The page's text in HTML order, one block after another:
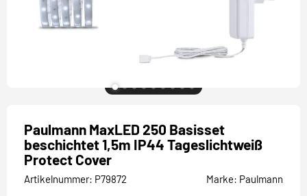
Paulmann MaxLED 250 Basisset
beschichtet 1,5m IP44 Tageslichtweiß
Protect Cover
Artikelnummer: P79872 Marke: Paulmann